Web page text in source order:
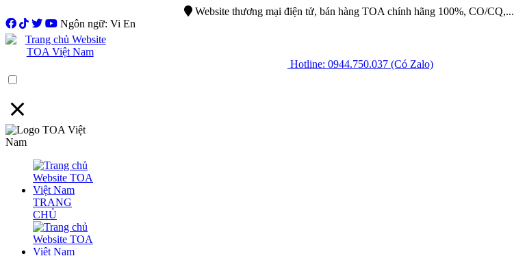
Website thương mại điện tử, bán hàng TOA chính hãng 100%, CO/CQ,...
Ngôn ngữ: Vi En
Hotline: 0944.750.037 (Có Zalo)
TRANG
CHỦ